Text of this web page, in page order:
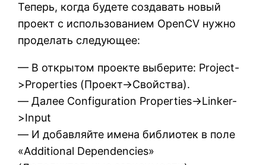
Теперь, когда будете создавать новый
проект с использованием OpenCV нужно
проделать следующее:
— В открытом проекте выберите: Project-
>Properties (Проект->Свойства).
— Далее Configuration Properties->Linker-
>Input
— И добавляйте имена библиотек в поле
«Additional Dependencies»